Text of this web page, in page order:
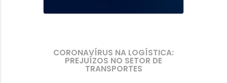
CORONAVÍRUS NA LOGÍSTICA:
PREJUÍZOS NO SETOR DE
TRANSPORTES